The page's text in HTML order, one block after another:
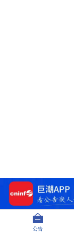
公告